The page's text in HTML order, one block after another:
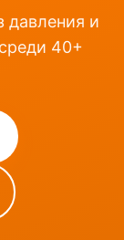
давления и
40+